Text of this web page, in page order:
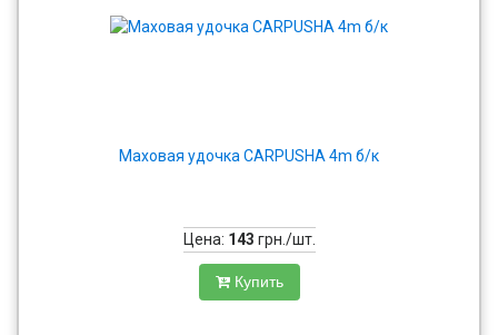
Маховая удочка CARPUSHA 4m б/к
Цена: 143 грн./шт.
Купить